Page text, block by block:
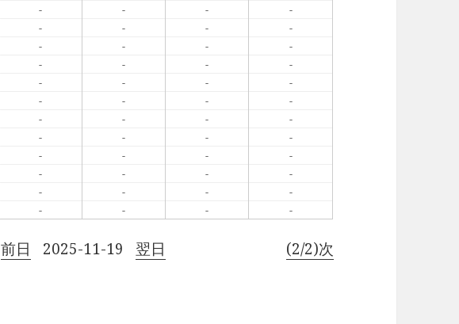
- - -
-
- - -
-
- - -
-
- - -
-
- - -
-
- - -
-
- - -
-
- - -
-
- - -
-
- - -
-
- - -
-
- - - -
前日 2025-11-19 翌日 (2/2)次